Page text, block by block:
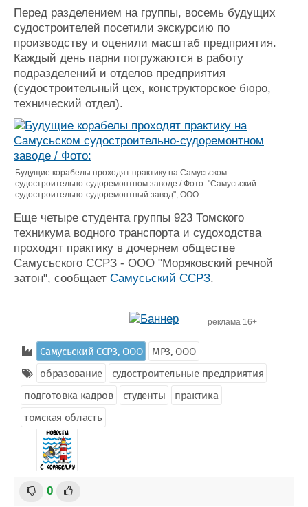
Журнал
Реклама
Конференции
Выставки и семинары
Личности
Словарь
Флот
Галерея флота
Все службы
Перед разделением на группы, восемь будущих
судостроителей посетили экскурсию по
производству и оценили масштаб предприятия.
Каждый день парни погружаются в работу
подразделений и отделов предприятия
(судостроительный цех, конструкторское бюро,
технический отдел).
Будущие корабелы проходят практику на Самусьском
судостроительно-судоремонтном заводе / Фото: "Самусьский
судостроительно-судоремонтный завод", ООО
Еще четыре студента группы 923 Томского
техникума водного транспорта и судоходства
проходят практику в дочернем обществе
Самусьского ССРЗ - ООО "Моряковский речной
затон", сообщает Самусьский ССРЗ.
реклама 16+
Самусьский CCРЗ, ООО
МРЗ, ООО
образование
судостроительные предприятия
подготовка кадров
студенты
практика
томская область
0